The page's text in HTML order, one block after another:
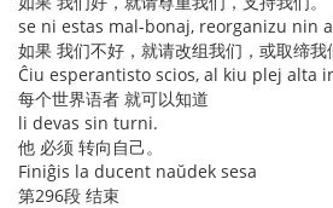
se ni estas mal-bonaj, reorganizu nin
如果 我们不好，就请改组我们，或取缔我
Ĉiu esperantisto scios, al kiu plej alta
每个世界语者 就可以知道
li devas sin turni.
他 必须 转向自己。
Finiĝis la ducent naŭdek sesa
第296段 结束